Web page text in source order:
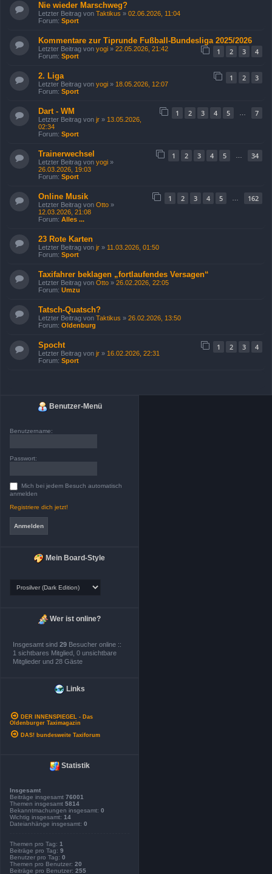
Nie wieder Marschweg?
Letzter Beitrag von Taktikus » 02.06.2026, 11:04
Forum: Sport
Kommentare zur Tiprunde Fußball-Bundesliga 2025/2026
1
2 3 4
Letzter Beitrag von yogi » 22.05.2026, 21:42
Forum: Sport
2. Liga 1 2 3
Letzter Beitrag von yogi » 18.05.2026, 12:07
Forum: Sport
Dart - WM 1 2 3 4 5 7
Letzter Beitrag von jr » 13.05.2026,
02:34
Forum: Sport
Trainerwechsel 1 2 3 4 5 34
Letzter Beitrag von yogi »
26.03.2026, 19:03
Forum: Sport
Online Musik 1 2 3 4 5 162
Letzter Beitrag von Otto »
12.03.2026, 21:08
Forum: Alles ...
23 Rote Karten
Letzter Beitrag von jr » 11.03.2026, 01:50
Forum: Sport
Taxifahrer beklagen „fortlaufendes Versagen“
Letzter Beitrag von Otto » 26.02.2026, 22:05
Forum: Umzu
Tatsch-Quatsch?
Letzter Beitrag von Taktikus » 26.02.2026, 13:50
Forum: Oldenburg
Spocht 1 2 3 4
Letzter Beitrag von jr » 16.02.2026, 22:31
Forum: Sport
Benutzer-Menü
Benutzername:
Passwort:
Mich bei jedem Besuch automatisch
anmelden
Registriere dich jetzt!
Mein Board-Style
Wer ist online?
Insgesamt sind 29 Besucher online ::
1 sichtbares Mitglied, 0 unsichtbare
Mitglieder und 28 Gäste
Links
DER INNENSPIEGEL - Das
Oldenburger Taximagazin
DAS! bundesweite Taxiforum
Statistik
Insgesamt
Beiträge insgesamt 76001
Themen insgesamt 5814
Bekanntmachungen insgesamt: 0
Wichtig insgesamt: 14
Dateianhänge insgesamt: 0
Themen pro Tag: 1
Beiträge pro Tag: 9
Benutzer pro Tag: 0
Themen pro Benutzer: 20
Beiträge pro Benutzer: 255